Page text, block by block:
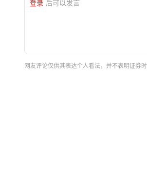
登录 后可以发言
网友评论仅供其表达个人看法，并不表明证券